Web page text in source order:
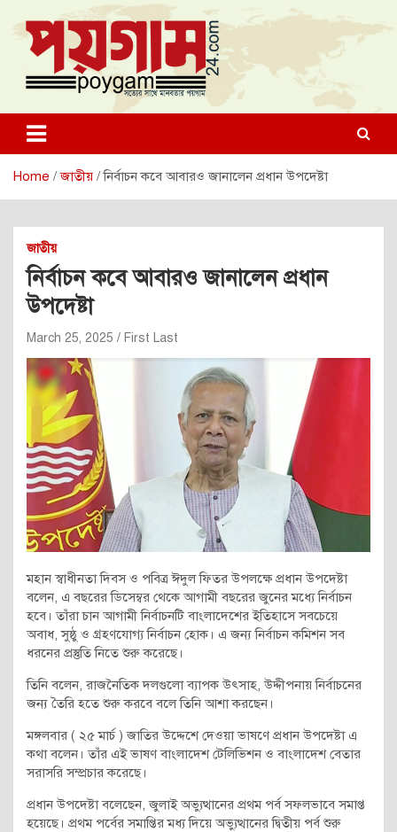
content
poygam24.com
poygam24.com
Home জাতীয় নির্বাচন কবে আবারও জানালেন প্রধান উপদেষ্টা
জাতীয়
নির্বাচন কবে আবারও জানালেন প্রধান
উপদেষ্টা
March 25, 2025 First Last
মহান স্বাধীনতা দিবস ও পবিত্র ঈদুল ফিতর উপলক্ষে প্রধান উপদেষ্টা
বলেন, এ বছরের ডিসেম্বর থেকে আগামী বছরের জুনের মধ্যে নির্বাচন
হবে। তাঁরা চান আগামী নির্বাচনটি বাংলাদেশের ইতিহাসে সবচেয়ে
অবাধ, সুষ্ঠু ও গ্রহণযোগ্য নির্বাচন হোক। এ জন্য নির্বাচন কমিশন সব
ধরনের প্রস্তুতি নিতে শুরু করেছে।
তিনি বলেন, রাজনৈতিক দলগুলো ব্যাপক উৎসাহ, উদ্দীপনায় নির্বাচনের
জন্য তৈরি হতে শুরু করবে বলে তিনি আশা করছেন।
মঙ্গলবার ( ২৫ মার্চ ) জাতির উদ্দেশে দেওয়া ভাষণে প্রধান উপদেষ্টা এ
কথা বলেন। তাঁর এই ভাষণ বাংলাদেশ টেলিভিশন ও বাংলাদেশ বেতার
সরাসরি সম্প্রচার করেছে।
প্রধান উপদেষ্টা বলেছেন, জুলাই অভ্যুত্থানের প্রথম পর্ব সফলভাবে সমাপ্ত
হয়েছে। প্রথম পর্বের সমাপ্তির মধ্য দিয়ে অভ্যুত্থানের দ্বিতীয় পর্ব শুরু